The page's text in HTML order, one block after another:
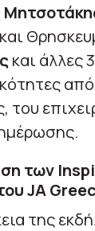
και άλλες
του
των
JA
της